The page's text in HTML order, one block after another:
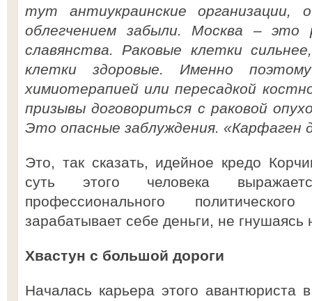
тут антиукраинские
облегчением забыли. Москва – это
славянства. Раковые клетки
клетки здоровые. Именно
химиотерапией или пересадкой
призывы договориться с раковой
Это опасные заблуждения. «Карфаген
Это, так сказать, идейное кредо
суть этого человека
профессионального
зарабатывает себе деньги, не
Хвастун с большой дороги
Началась карьера этого авантюриста